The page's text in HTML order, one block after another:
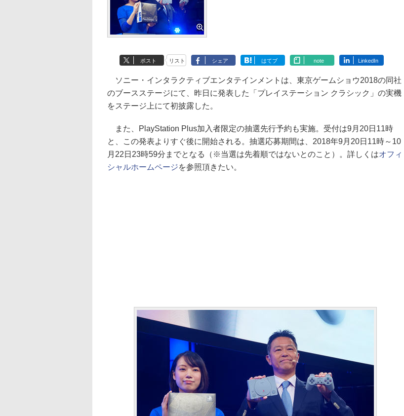
ポスト リスト シェア はてブ note LinkedIn
ソニー・インタラクティブエンタテインメントは、東京ゲームショウ2018の同社
のブースステージにて、昨日に発表した「プレイステーション クラシック」の実機
をステージ上にて初披露した。
また、PlayStation Plus加入者限定の抽選先行予約も実施。受付は9月20日11時
と、この発表よりすぐ後に開始される。抽選応募期間は、2018年9月20日11時～10
月22日23時59分までとなる（※当選は先着順ではないとのこと）。詳しくはオフィ
シャルホームページを参照頂きたい。